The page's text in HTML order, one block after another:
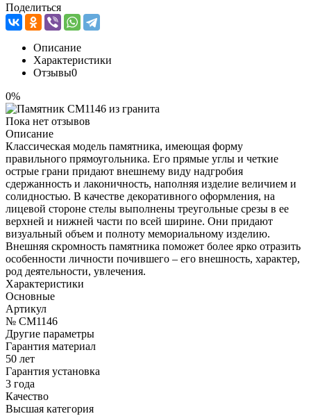
Поделиться
Описание
Характеристики
Отзывы0
0%
Пока нет отзывов
Описание
Классическая модель памятника, имеющая форму
правильного прямоугольника. Его прямые углы и четкие
острые грани придают внешнему виду надгробия
сдержанность и лаконичность, наполняя изделие величием и
солидностью. В качестве декоративного оформления, на
лицевой стороне стелы выполнены треугольные срезы в ее
верхней и нижней части по всей ширине. Они придают
визуальный объем и полноту мемориальному изделию.
Внешняя скромность памятника поможет более ярко отразить
особенности личности почившего – его внешность, характер,
род деятельности, увлечения.
Характеристики
Основные
Артикул
№ CM1146
Другие параметры
Гарантия материал
50 лет
Гарантия установка
3 года
Качество
Высшая категория